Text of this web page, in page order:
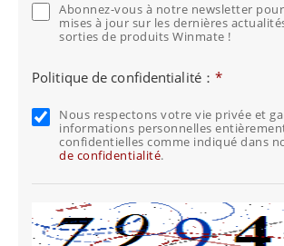
Abonnez-vous à notre newsletter
mises à jour sur les dernières
sorties de produits Winmate !
Politique de confidentialité： *
Nous respectons votre vie privée et
informations personnelles
confidentielles comme indiqué dans
de confidentialité.